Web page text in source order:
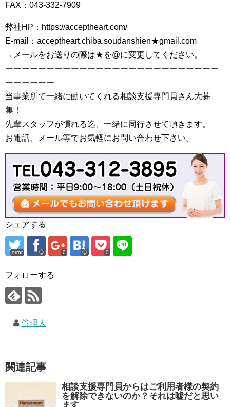
FAX：043-332-7909
弊社HP：https://acceptheart.com/
E-mail：acceptheart.chiba.soudanshien★gmail.com
→メールをお送りの際は★を@に変更してください。
ーーーーーーーーーーーーーーーーーーーーーーーーーー
ーーーーーー
当事業所で一緒に働いてくれる相談支援専門員さん大募
集！
先輩スタッフが慣れる迄、一緒に同行させて頂きます。
お電話、メール等でお気軽にお問い合わせ下さい。
シェアする
error 0 0
フォローする
管理人
関連記事
相談支援専門員からはご利用者様の契約
を解除できないのか？それは嘘だと思い